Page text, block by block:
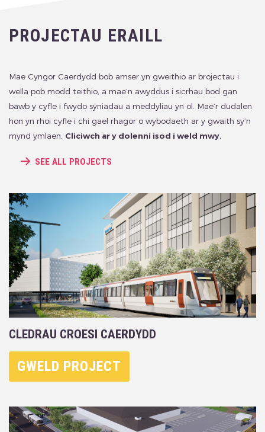
PROJECTAU ERAILL
Mae Cyngor Caerdydd bob amser yn gweithio ar brojectau i
wella pob modd teithio, a mae’n awyddus i sicrhau bod gan
bawb y cyfle i fwydo syniadau a meddyliau yn ol. Mae’r dudalen
hon yn rhoi cyfle i chi gael rhagor o wybodaeth ar y gwaith sy’n
mynd ymlaen. Cliciwch ar y dolenni isod i weld mwy.
SEE ALL PROJECTS
CLEDRAU CROESI CAERDYDD
GWELD PROJECT